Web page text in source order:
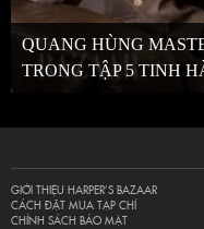
QUANG HÙNG
TRONG TẬP 5 TINH
GIỚI THIỆU HARPER’S BAZAAR
CÁCH ĐẶT MUA TẠP CHÍ
CHÍNH SÁCH BẢO MẬT